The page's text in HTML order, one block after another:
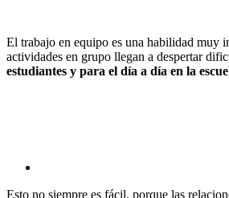
El trabajo en equipo es una habilidad muy
actividades en grupo llegan a despertar
estudiantes y para el día a día en la
Esto no siempre es fácil, porque las